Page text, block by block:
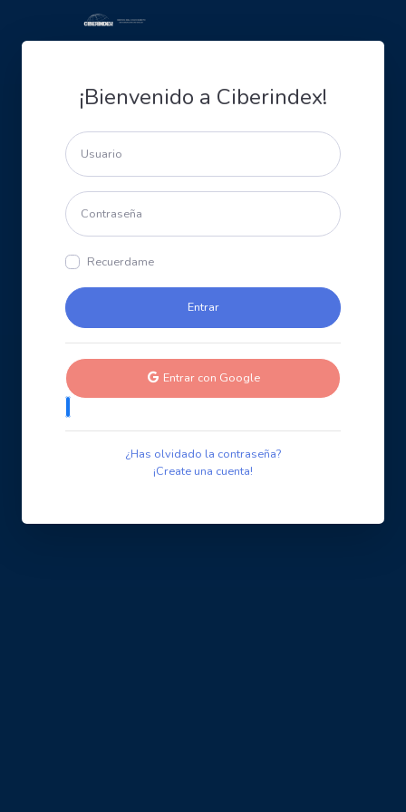
¡Bienvenido a Ciberindex!
Recuerdame
Entrar con Google
¿Has olvidado la contraseña?
¡Create una cuenta!